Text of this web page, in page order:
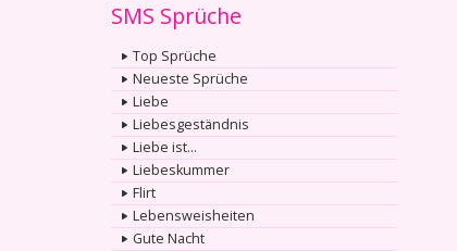
SMS Sprüche
Top Sprüche
Neueste Sprüche
Liebe
Liebesgeständnis
Liebe ist...
Liebeskummer
Flirt
Lebensweisheiten
Gute Nacht